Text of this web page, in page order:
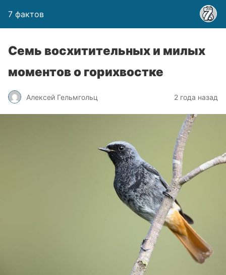
7 фактов
Семь восхитительных и милых
моментов о горихвостке
Алексей Гельмгольц 2 года назад